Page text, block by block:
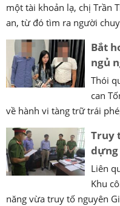
một tài khoản lạ, chị Trần
an, từ đó tìm ra người
Bắt
ngủ
Thói
can
về hành vi tàng trữ trái
Truy
Liên
Khu
năng vừa truy tố nguyên